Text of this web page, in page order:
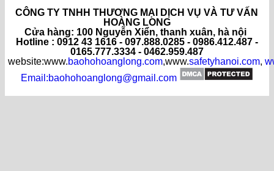
CÔNG TY TNHH THƯƠNG MẠI DỊCH VỤ VÀ TƯ VẤN
HOÀNG LONG
Cửa hàng: 100 Nguyễn Xiển, thanh xuân, hà nội
Hotline : 0912 43 1616 - 097.888.0285 - 0986.412.487 -
0165.777.3334 - 0462.959.487
website:www.baohohoanglong.com,www.safetyhanoi.com,
Email:baohohoanglong@gmail.com